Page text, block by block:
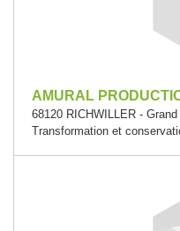
AMURAL
68120 RICHWILLER -
Transformation et